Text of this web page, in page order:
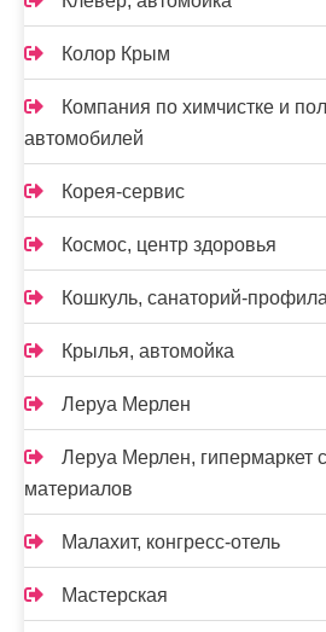
Колор Крым
Компания по химчистке и
автомобилей
Корея-сервис
Космос, центр здоровья
Кошкуль, санаторий-
Крылья, автомойка
Леруа Мерлен
Леруа Мерлен, гипермаркет
материалов
Малахит, конгресс-отель
Мастерская